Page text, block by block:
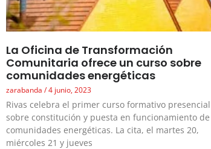
La Oficina de Transformación
Comunitaria ofrece un curso sobre
comunidades energéticas
zarabanda 4 junio, 2023
Rivas celebra el primer curso formativo presencial
sobre constitución y puesta en funcionamiento de
comunidades energéticas. La cita, el martes 20,
miércoles 21 y jueves